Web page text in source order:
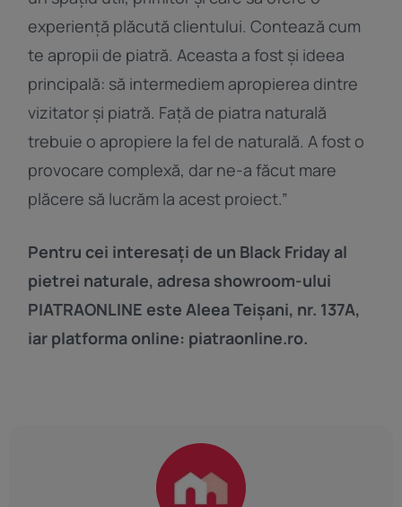
experiență plăcută clientului. Contează cum
te apropii de piatră. Aceasta a fost și ideea
principală: să intermediem apropierea dintre
vizitator și piatră. Față de piatra naturală
trebuie o apropiere la fel de naturală. A fost o
provocare complexă, dar ne-a făcut mare
plăcere să lucrăm la acest proiect.”
Pentru cei interesați de un Black Friday al
pietrei naturale, adresa showroom-ului
PIATRAONLINE este Aleea Teișani, nr. 137A,
iar platforma online: piatraonline.ro.